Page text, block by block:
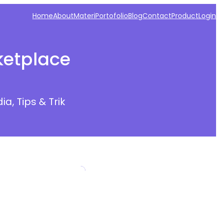
HomeAboutMateriPortofolioBlogContactProductLogin
, Tips & Trik